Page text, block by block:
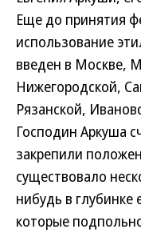
Еще до принятия
использование
введен в Москве,
Нижегородской,
Рязанской,
Господин Аркуша
закрепили
существовало
нибудь в глубинке
которые